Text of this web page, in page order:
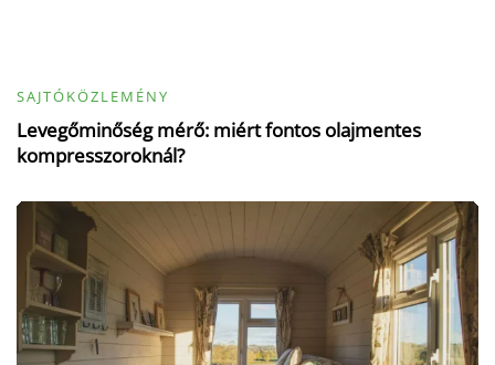
SAJTÓKÖZLEMÉNY
Levegőminőség mérő: miért fontos olajmentes
kompresszoroknál?